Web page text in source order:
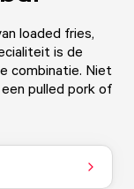
loaded fries,
is de
combinatie. Niet
pulled pork of